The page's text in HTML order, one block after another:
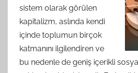
sistem olarak görülen
kapitalizm, aslında kendi
içinde toplumun birçok
katmanını ilgilendiren ve
bu nedenle de geniş içerikli